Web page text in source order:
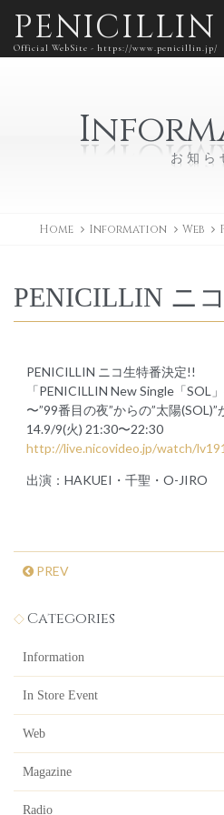
PENICILLIN
Official WebSite - https://www.penicillin.jp/
お知ら
Home Information Web
PENICILLIN ニ
PENICILLIN ニコ生特番決定!!
「PENICILLIN New Single「SOL
〜”99番目の夜”からの”太陽(SOL)”
14.9/9(火) 21:30〜22:30
http://live.nicovideo.jp/watch/
出演：HAKUEI・千聖・O-JIRO
PREV
Categories
Information
In Store Event
Web
Magazine
Radio